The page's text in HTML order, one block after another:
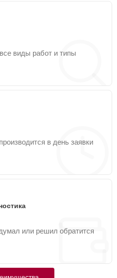
виды работ и типы
в день заявки
или решил обратится